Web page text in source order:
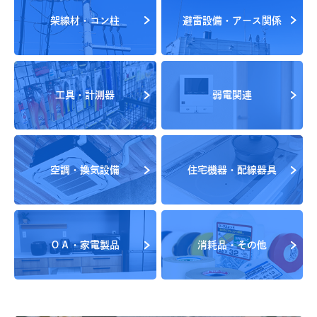
架線材・コン柱 避雷設備・アース関係
工具・計測器 弱電関連
空調・換気設備 住宅機器・配線器具
ＯＡ・家電製品 消耗品・その他